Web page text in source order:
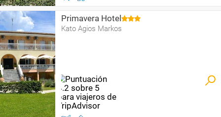
Primavera Hotel
Kato Agios Markos